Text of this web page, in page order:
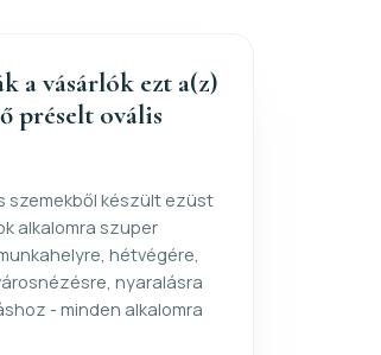
a vásárlók ezt a(z)
préselt ovális
szemekből készült ezüst
alkalomra szuper
hétvégére,
nyaralásra
- minden alkalomra